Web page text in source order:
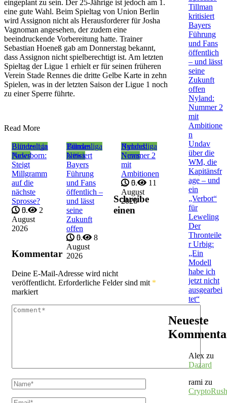
eingeplant zu sein. Der 25-Jährige ist jedoch am 1.
eine gute Wahl. Beim Spieltag von Union Berlin
wird Assignon nicht als Herausforderer für Josha
Vagnoman angesehen, der zudem eine
beeindruckende Vorbereitung hatte. Trainer
Sebastian Hoeneß gab am Donnerstag bekannt,
dass Assignon nicht spielberechtigt ist. Am letzten
Spieltag der Ligue 1 erhielt er für seinen früheren
Verein Stade Rennes die dritte Gelbe Karte in zehn
Spielen, was in der letzten Saison der Ligue 1 noch
zu einer Sperre führte.
Read More
Bundesliga
News
Blütezeit in
Paderborn:
Steigt
Millgramm
auf die
nächste
Sprosse?
5.
August
2026
0 2
Bundesliga
News
Tillman
kritisiert
Bayers
Führung
und Fans
öffentlich –
und lässt
seine
Zukunft
offen
5.
August
2026
0 8
Bundesliga
News
Nyland:
Nummer 2
mit
Ambitionen
5.
August
2026
0 11
Schreibe
einen
Kommentar
Deine E-Mail-Adresse wird nicht
veröffentlicht. Erforderliche Felder sind mit *
markiert
Tillman
kritisiert
Bayers
Führung
und Fans
öffentlich
– und lässt
seine
Zukunft
offen
Nyland:
Nummer 2
mit
Ambitione
n
Undav
über die
WM, die
Kapitänsfr
age – und
ein
„Verbot“
für
Leweling
Der
Thronteile
r Urbig:
„Ein
Modell
habe ich
jetzt nicht
ausgearbei
tet“
Neueste
Alex zu
Dazard
rami zu
CryptoRush